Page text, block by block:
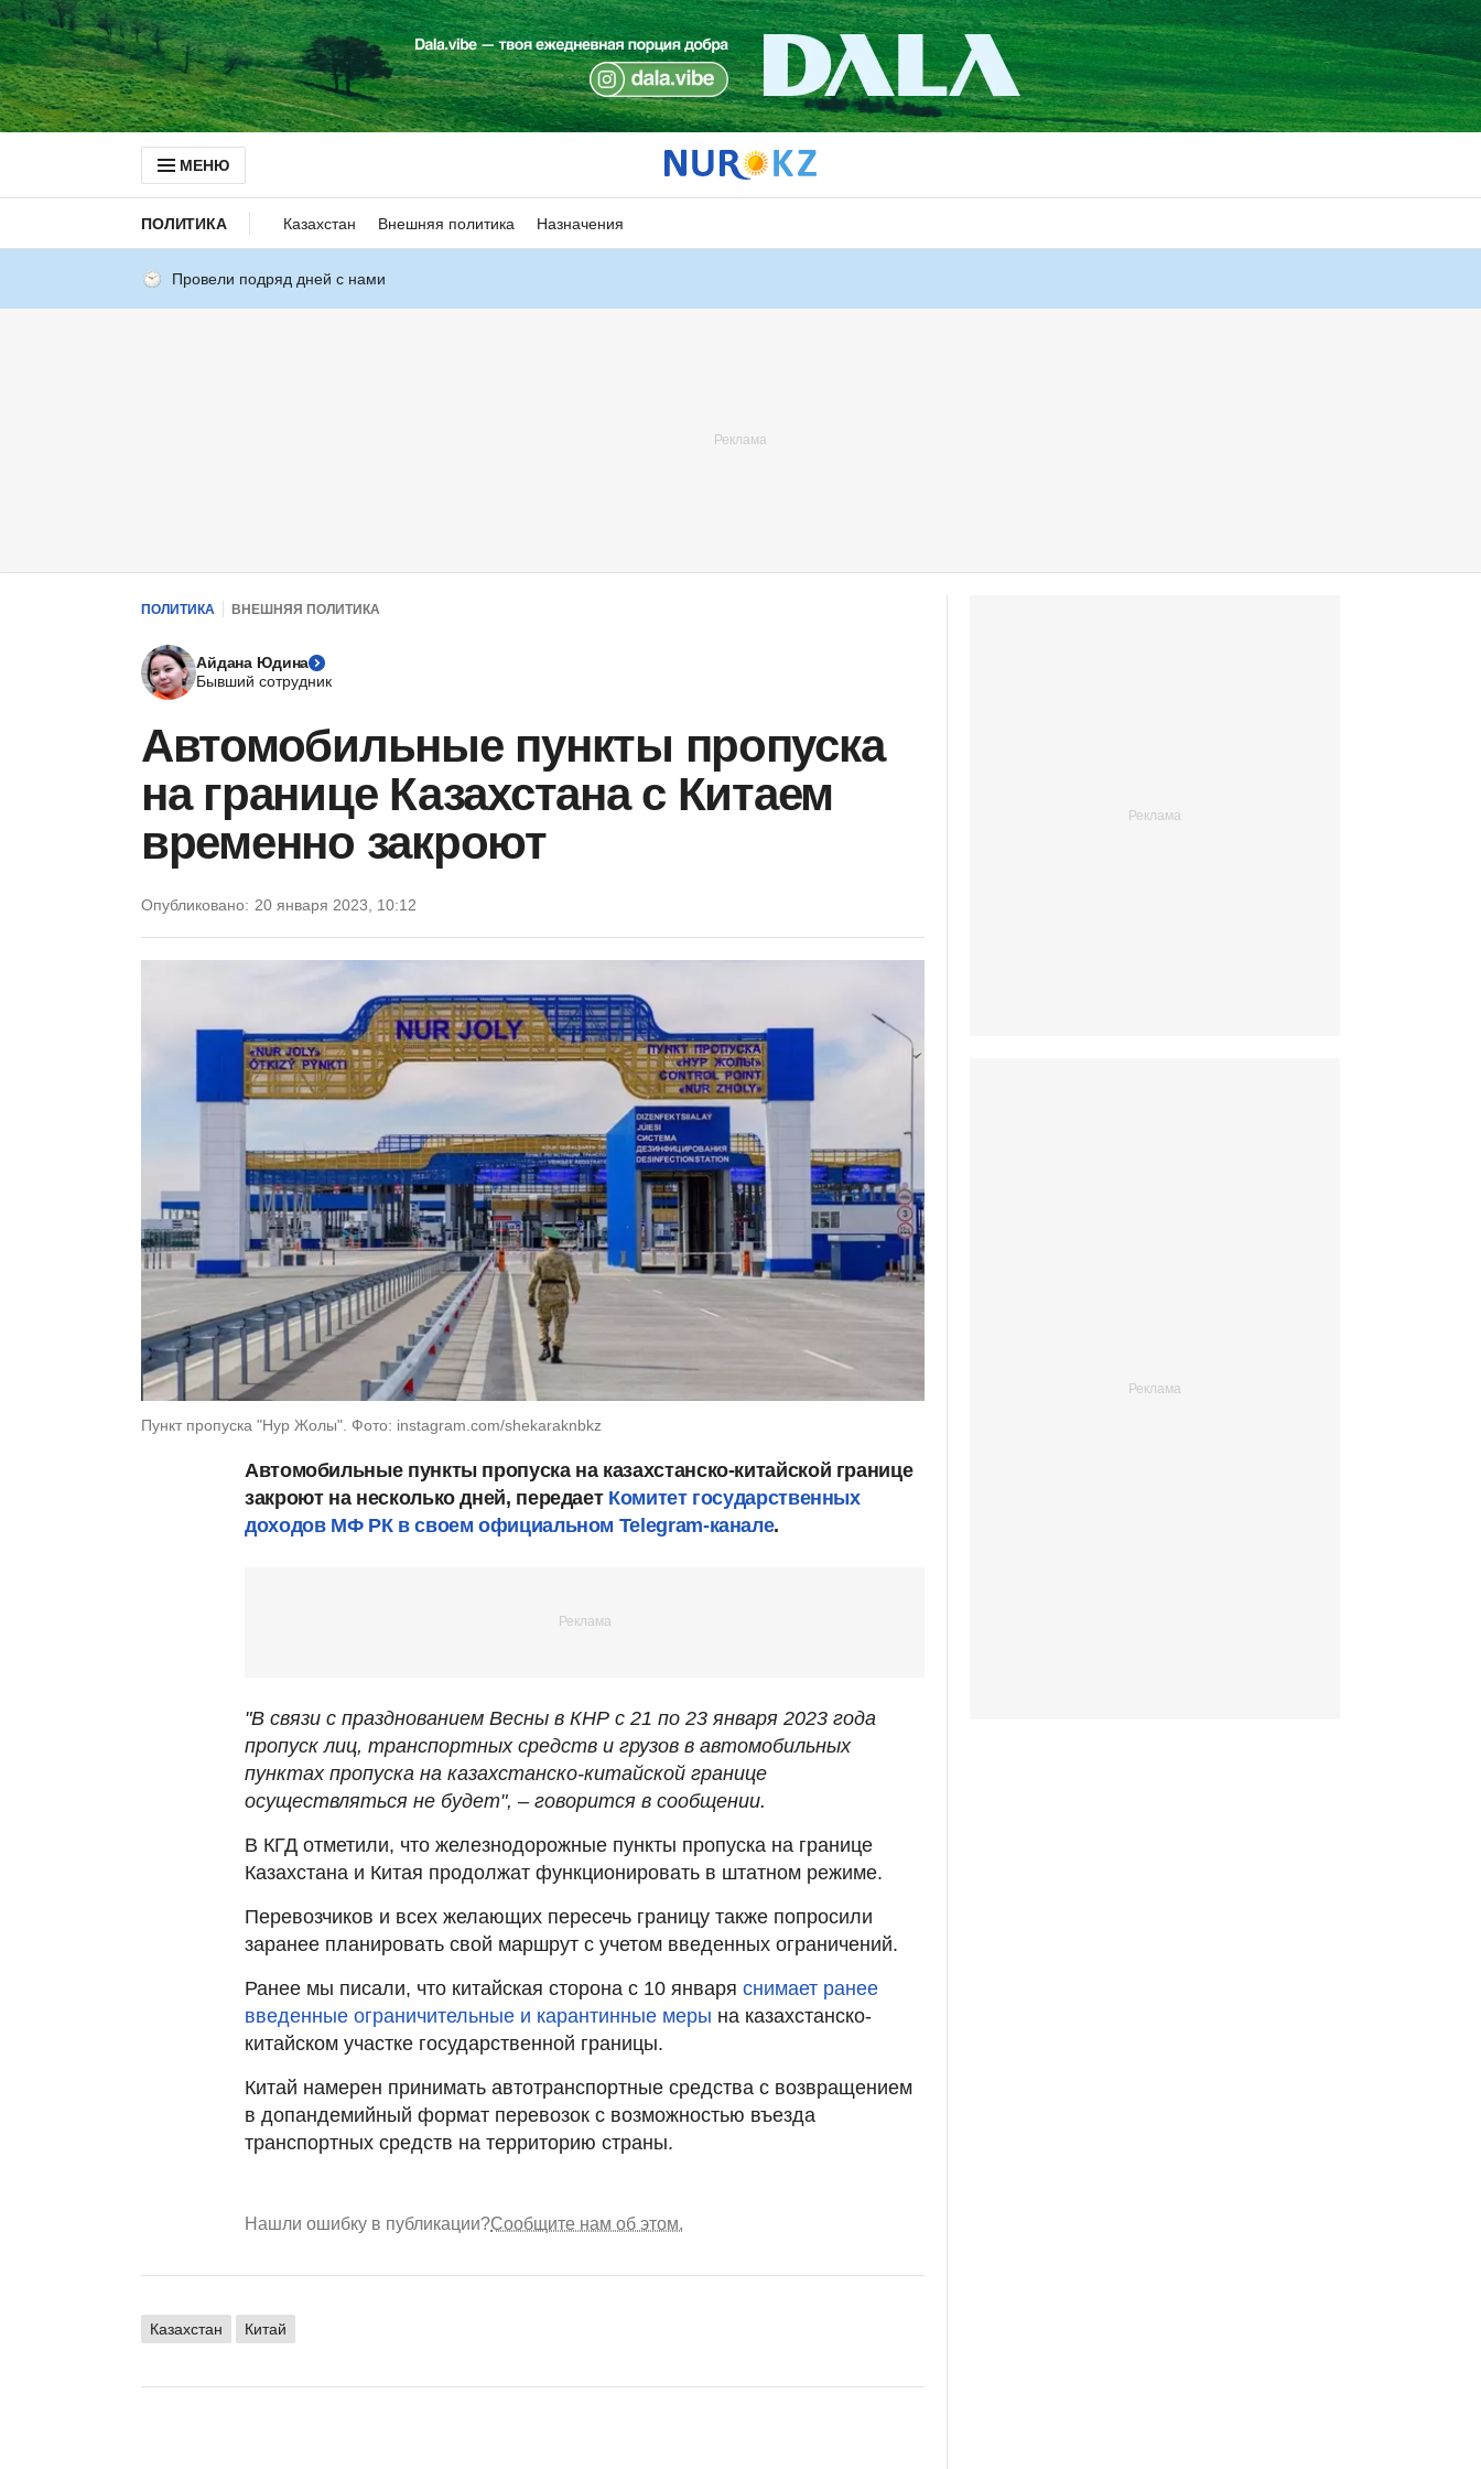
МЕНЮ
ПОЛИТИКА Казахстан Внешняя политика Назначения
Провели подряд дней с нами
ПОЛИТИКА ВНЕШНЯЯ ПОЛИТИКА
Айдана Юдина
Бывший сотрудник
Автомобильные пункты пропуска
на границе Казахстана с Китаем
временно закроют
Опубликовано: 20 января 2023, 10:12
Пункт пропуска "Нур Жолы". Фото: instagram.com/shekaraknbkz
Автомобильные пункты пропуска на казахстанско-китайской границе
закроют на несколько дней, передает Комитет государственных
доходов МФ РК в своем официальном Telegram-канале.
"В связи с празднованием Весны в КНР с 21 по 23 января 2023 года
пропуск лиц, транспортных средств и грузов в автомобильных
пунктах пропуска на казахстанско-китайской границе
осуществляться не будет", – говорится в сообщении.
В КГД отметили, что железнодорожные пункты пропуска на границе
Казахстана и Китая продолжат функционировать в штатном режиме.
Перевозчиков и всех желающих пересечь границу также попросили
заранее планировать свой маршрут с учетом введенных ограничений.
Ранее мы писали, что китайская сторона с 10 января снимает ранее
введенные ограничительные и карантинные меры на казахстанско-
китайском участке государственной границы.
Китай намерен принимать автотранспортные средства с возвращением
в допандемийный формат перевозок с возможностью въезда
транспортных средств на территорию страны.
Нашли ошибку в публикации?Сообщите нам об этом.
Казахстан Китай